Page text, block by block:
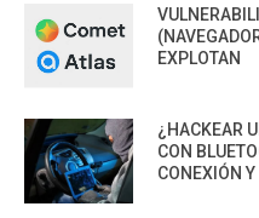
EXPLOTAN
¿HACKEAR
CON
CONEXIÓN Y